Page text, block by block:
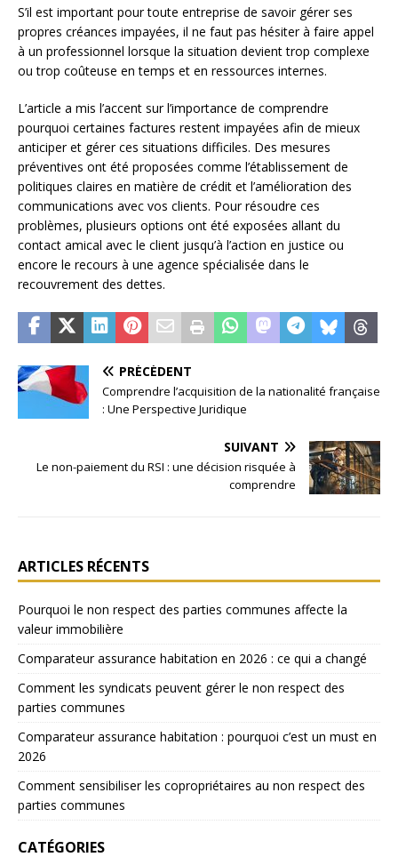
S’il est important pour toute entreprise de savoir gérer ses
propres créances impayées, il ne faut pas hésiter à faire appel
à un professionnel lorsque la situation devient trop complexe
ou trop coûteuse en temps et en ressources internes.
L’article a mis l’accent sur l’importance de comprendre
pourquoi certaines factures restent impayées afin de mieux
anticiper et gérer ces situations difficiles. Des mesures
préventives ont été proposées comme l’établissement de
politiques claires en matière de crédit et l’amélioration des
communications avec vos clients. Pour résoudre ces
problèmes, plusieurs options ont été exposées allant du
contact amical avec le client jusqu’à l’action en justice ou
encore le recours à une agence spécialisée dans le
recouvrement des dettes.
PRÉCÉDENT
Comprendre l’acquisition de la nationalité française
: Une Perspective Juridique
SUIVANT
Le non-paiement du RSI : une décision risquée à
comprendre
ARTICLES RÉCENTS
Pourquoi le non respect des parties communes affecte la
valeur immobilière
Comparateur assurance habitation en 2026 : ce qui a changé
Comment les syndicats peuvent gérer le non respect des
parties communes
Comparateur assurance habitation : pourquoi c’est un must en
2026
Comment sensibiliser les copropriétaires au non respect des
parties communes
CATÉGORIES